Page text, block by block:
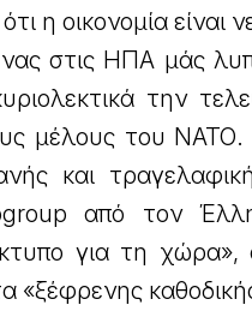
η οικονομία είναι
στις ΗΠΑ μάς
την
μέλους του ΝΑΤΟ.
και
από τον
για τη